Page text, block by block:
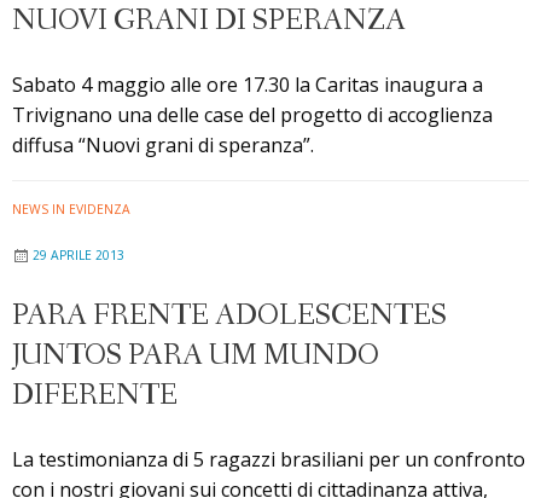
NUOVI GRANI DI SPERANZA
Sabato 4 maggio alle ore 17.30 la Caritas inaugura a
Trivignano una delle case del progetto di accoglienza
diffusa “Nuovi grani di speranza”.
NEWS IN EVIDENZA
29 APRILE 2013
PARA FRENTE ADOLESCENTES
JUNTOS PARA UM MUNDO
DIFERENTE
La testimonianza di 5 ragazzi brasiliani per un confronto
con i nostri giovani sui concetti di cittadinanza attiva,